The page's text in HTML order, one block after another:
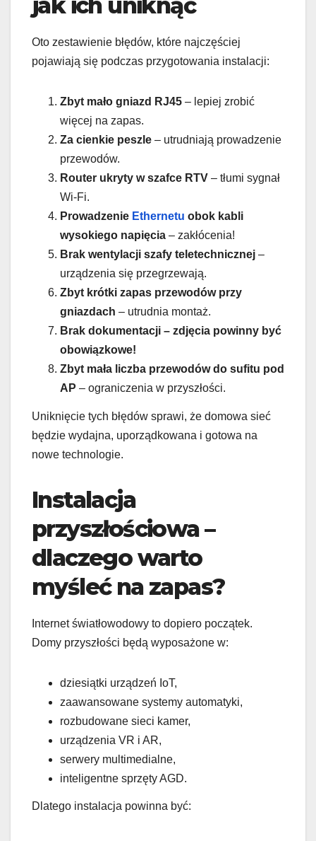
Oto zestawienie błędów, które najczęściej
pojawiają się podczas przygotowania instalacji:
Zbyt mało gniazd RJ45 – lepiej zrobić
więcej na zapas.
Za cienkie peszle – utrudniają prowadzenie
przewodów.
Router ukryty w szafce RTV – tłumi sygnał
Wi-Fi.
Prowadzenie Ethernetu obok kabli
wysokiego napięcia – zakłócenia!
Brak wentylacji szafy teletechnicznej –
urządzenia się przegrzewają.
Zbyt krótki zapas przewodów przy
gniazdach – utrudnia montaż.
Brak dokumentacji – zdjęcia powinny być
obowiązkowe!
Zbyt mała liczba przewodów do sufitu pod
AP – ograniczenia w przyszłości.
Uniknięcie tych błędów sprawi, że domowa sieć
będzie wydajna, uporządkowana i gotowa na
nowe technologie.
Instalacja
przyszłościowa –
dlaczego warto
myśleć na zapas?
Internet światłowodowy to dopiero początek.
Domy przyszłości będą wyposażone w:
dziesiątki urządzeń IoT,
zaawansowane systemy automatyki,
rozbudowane sieci kamer,
urządzenia VR i AR,
serwery multimedialne,
inteligentne sprzęty AGD.
Dlatego instalacja powinna być: